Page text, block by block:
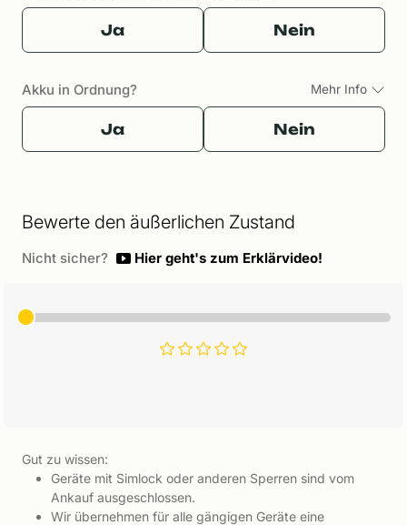
Ja Nein
Akku in Ordnung? Mehr Info
Ja Nein
Bewerte den äußerlichen Zustand
Nicht sicher? Hier geht's zum Erklärvideo!
Gut zu wissen:
Geräte mit Simlock oder anderen Sperren sind vom
Ankauf ausgeschlossen.
Wir übernehmen für alle gängigen Geräte eine